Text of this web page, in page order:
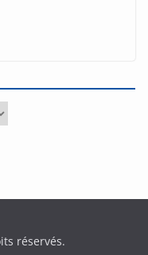
réservés.